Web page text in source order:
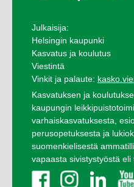
Julkaisija:
Helsingin kaupunki
Kasvatus ja koulutus
Viestintä
Vinkit ja palaute:
Kasvatuksen ja
kaupungin
varhaiskasvatuksesta,
perusopetuksesta ja
suomenkielisestä
vapaasta sivistystyöstä eli